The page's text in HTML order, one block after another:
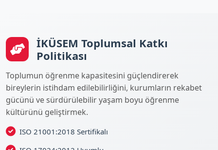
İKÜSEM Toplumsal Katkı
Politikası
Toplumun öğrenme kapasitesini güçlendirerek
bireylerin istihdam edilebilirliğini, kurumların rekabet
gücünü ve sürdürülebilir yaşam boyu öğrenme
kültürünü geliştirmek.
ISO 21001:2018 Sertifikalı